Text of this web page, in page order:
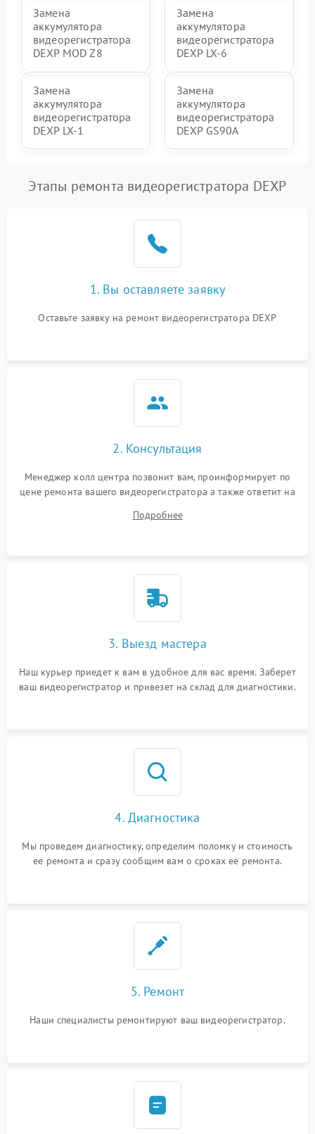
Замена
аккумулятора
видеорегистратора
DEXP MOD Z8
Замена
аккумулятора
видеорегистратора
DEXP LX-6
Замена
аккумулятора
видеорегистратора
DEXP LX-1
Замена
аккумулятора
видеорегистратора
DEXP GS90A
Этапы ремонта видеорегистратора DEXP
1. Вы оставляете заявку
Оставьте заявку на ремонт видеорегистратора DEXP
2. Консультация
Менеджер колл центра позвонит вам, проинформирует по
цене ремонта вашего видеорегистратора а также ответит на
Подробнее
3. Выезд мастера
Наш курьер приедет к вам в удобное для вас время. Заберет
ваш видеорегистратор и привезет на склад для диагностики.
4. Диагностика
Мы проведем диагностику, определим поломку и стоимость
ее ремонта и сразу сообщим вам о сроках ее ремонта.
5. Ремонт
Наши специалисты ремонтируют ваш видеорегистратор.